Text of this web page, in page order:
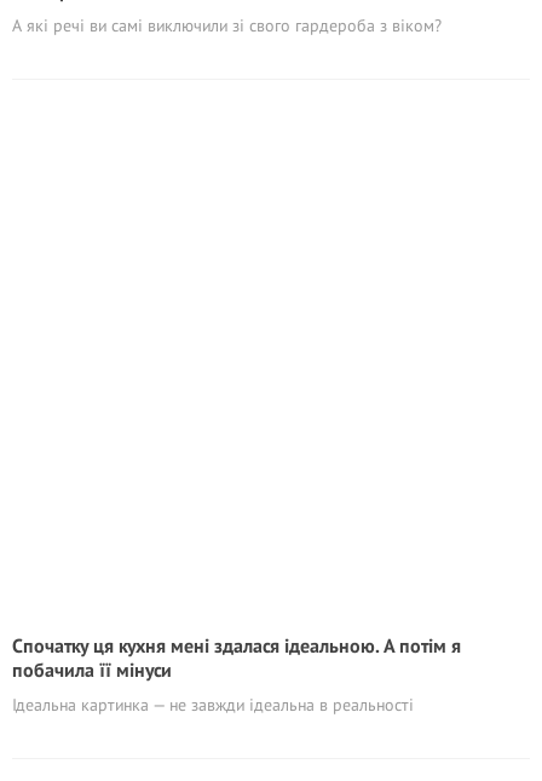
А які речі ви самі виключили зі свого гардероба з віком?
Спочатку ця кухня мені здалася ідеальною. А потім я
побачила її мінуси
Ідеальна картинка — не завжди ідеальна в реальності